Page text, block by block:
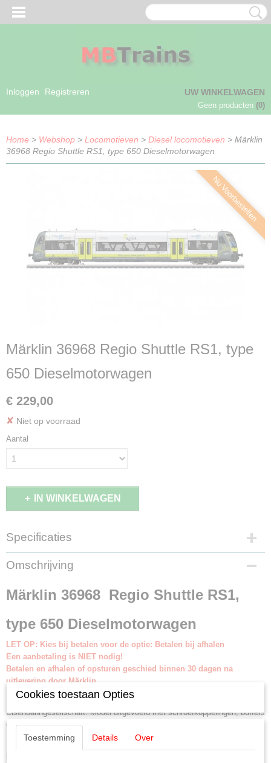
Inloggen Registreren UW WINKELWAGEN
Geen producten (0)
Home > Webshop > Locomotieven > Diesel locomotieven > Märklin
36968 Regio Shuttle RS1, type 650 Dieselmotorwagen
Nu Voorbestellen
Märklin 36968 Regio Shuttle RS1, type
650 Dieselmotorwagen
€ 229,00
✘ Niet op voorraad
Aantal
IN WINKELWAGEN
Specificaties
Productcode leverancier
36968
H0 (1:87)
Digitaal
Staat
Nieuw
Omschrijving
Märklin 36968 Regio Shuttle RS1,
type 650 Dieselmotorwagen
LET OP: Kies bij betalen voor de optie: Betalen bij afhalen
Een aanbetaling is NIET nodig!
Betalen en afhalen of opsturen geschied binnen 30 dagen na
uitlevering door Märklin.
Dieselmotorwagen Regio Shuttle RS1, type 650 van agilis
Eisenbahngesellschaft. Model uitgevoerd met schroefkoppelingen, buffers
en laag geplaatste bestemmingsaanwijzers. Kleur grijs.
Motorwagennummer 650 701-5. Model zoals in bedrijf vanaf 2024.
Cookies toestaan Opties
Toestemming Details Over